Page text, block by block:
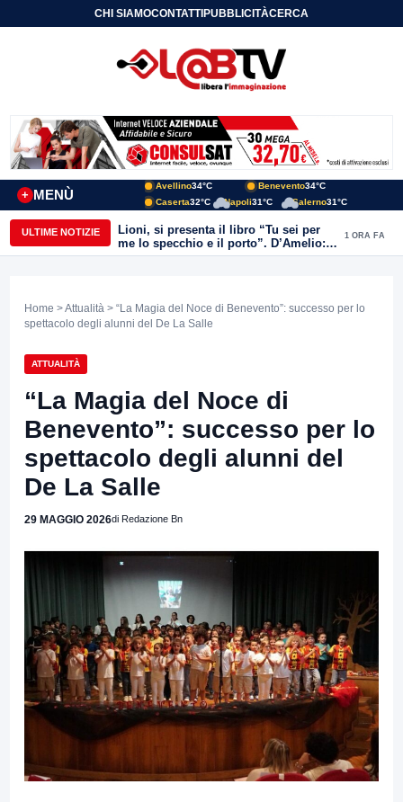
CHI SIAMOCONTATTIPUBBLICITÀCERCA
MENÙ
+
Avellino34°C Benevento34°C
Caserta32°C Napoli31°C Salerno31°C
ULTIME NOTIZIE
Lioni, si presenta il libro “Tu sei per
me lo specchio e il porto”. D’Amelio:
“Gettiamo un seme d’impegno futuro
1 ORA FA
Home >Attualità > “La Magia del Noce di Benevento”: successo per lo
spettacolo degli alunni del De La Salle
ATTUALITÀ
“La Magia del Noce di
Benevento”: successo per lo
spettacolo degli alunni del
De La Salle
29 MAGGIO 2026di Redazione Bn